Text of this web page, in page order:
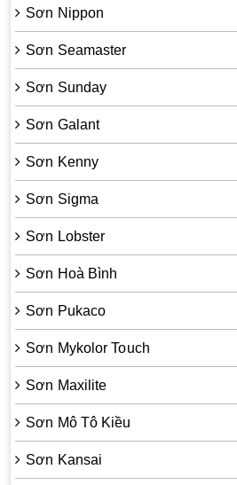
Sơn Nippon
Sơn Seamaster
Sơn Sunday
Sơn Galant
Sơn Kenny
Sơn Sigma
Sơn Lobster
Sơn Hoà Bình
Sơn Pukaco
Sơn Mykolor Touch
Sơn Maxilite
Sơn Mô Tô Kiều
Sơn Kansai